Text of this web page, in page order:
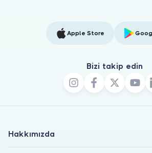
Apple Store
Bizi takip edin
Hakkımızda